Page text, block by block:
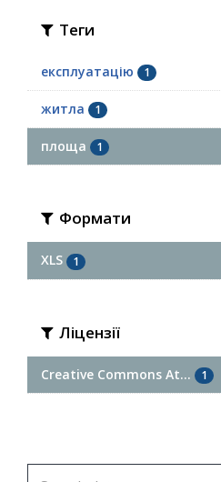
Теги
експлуатацію 1
житла 1
площа 1
Формати
XLS 1
Ліцензії
Creative Commons At... 1